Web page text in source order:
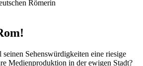
Sehenswürdigkeiten eine riesige
Medienproduktion in der ewigen Stadt?